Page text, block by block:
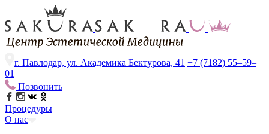
г. Павлодар, ул. Академика Бектурова, 41 +7 (7182) 55–59–
01
Позвонить
Процедуры
О нас